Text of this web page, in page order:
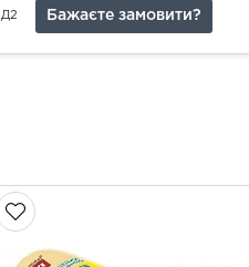
Д2 Бажаєте замовити?